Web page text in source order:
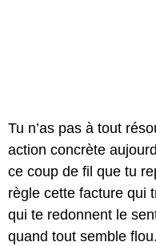
Tu n’as pas à tout
action concrète
ce coup de fil que tu
règle cette facture qui
qui te redonnent le
quand tout semble